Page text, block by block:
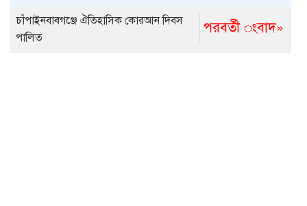
পরবর্তী ংবাদ»
চাঁপাইনবাবগঞ্জে ঐতিহাসিক কোরআন দিবস
পালিত